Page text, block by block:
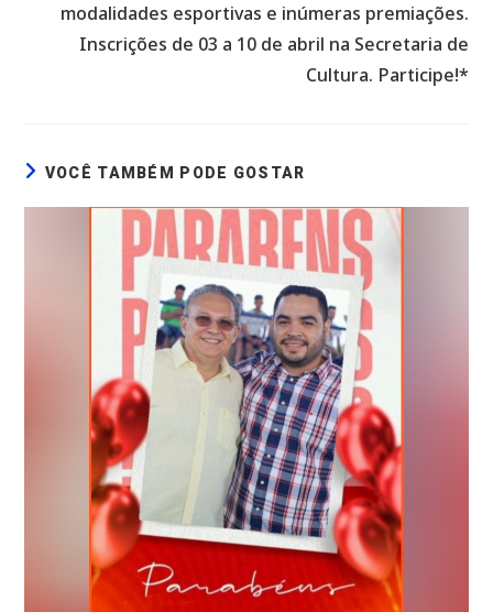
modalidades esportivas e inúmeras premiações.
Inscrições de 03 a 10 de abril na Secretaria de
Cultura. Participe!*
VOCÊ TAMBÉM PODE GOSTAR